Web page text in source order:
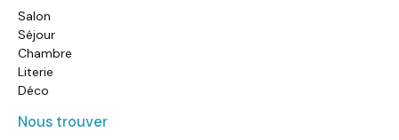
Salon
Séjour
Chambre
Literie
Déco
Nous trouver